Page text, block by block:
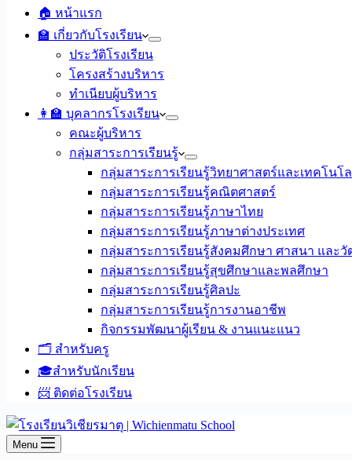
🏠 หน้าแรก
🏫 เกี่ยวกับโรงเรียน
ประวัติโรงเรียน
โครงสร้างบริหาร
ทำเนียบผู้บริหาร
👩‍🏫 บุคลากรโรงเรียน
คณะผู้บริหาร
กลุ่มสาระการเรียนรู้
กลุ่มสาระการเรียนรู้วิทยาศาสตร์และเทคโนโ
กลุ่มสาระการเรียนรู้คณิตศาสตร์
กลุ่มสาระการเรียนรู้ภาษาไทย
กลุ่มสาระการเรียนรู้ภาษาต่างประเทศ
กลุ่มสาระการเรียนรู้สังคมศึกษา ศาสนา และ
กลุ่มสาระการเรียนรู้สุขศึกษาและพลศึกษา
กลุ่มสาระการเรียนรู้ศิลปะ
กลุ่มสาระการเรียนรู้การงานอาชีพ
กิจกรรมพัฒนาผู้เรียน & งานแนะแนว
🗂️ สำหรับครู
🎓สำหรับนักเรียน
📨 ติดต่อโรงเรียน
Menu